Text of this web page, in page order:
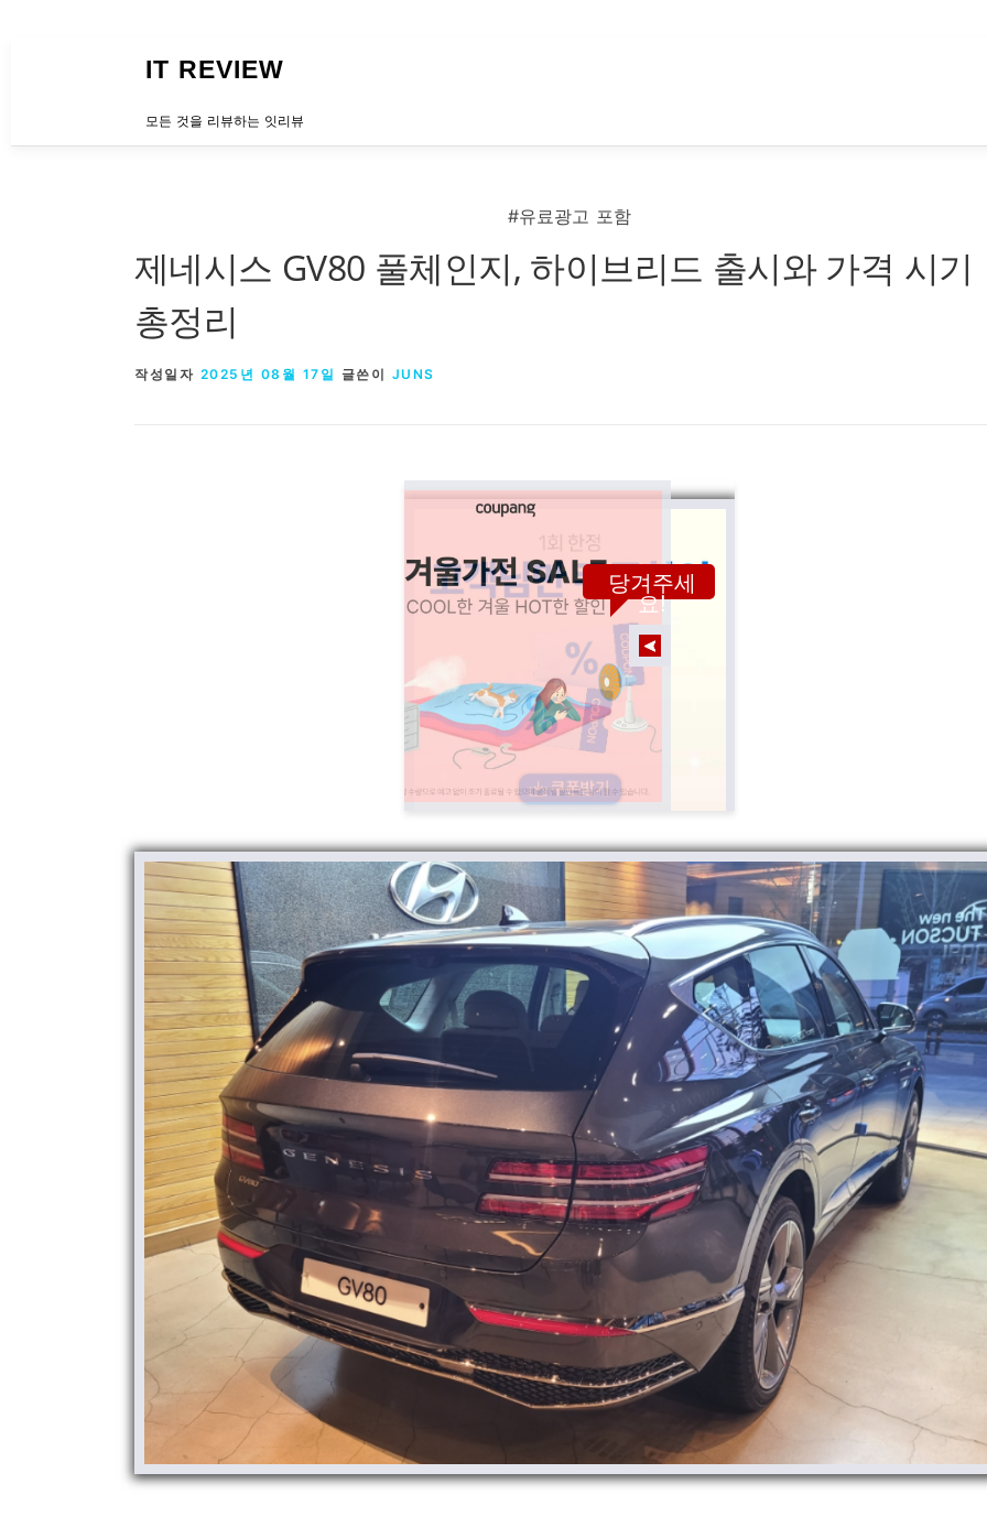
IT REVIEW
모든 것을 리뷰하는 잇리뷰
#유료광고 포함
제네시스 GV80 풀체인지, 하이브리드 출시와 가격 시기
총정리
작성일자 2025년 08월 17일 글쓴이 JUNS
당겨주세
요!